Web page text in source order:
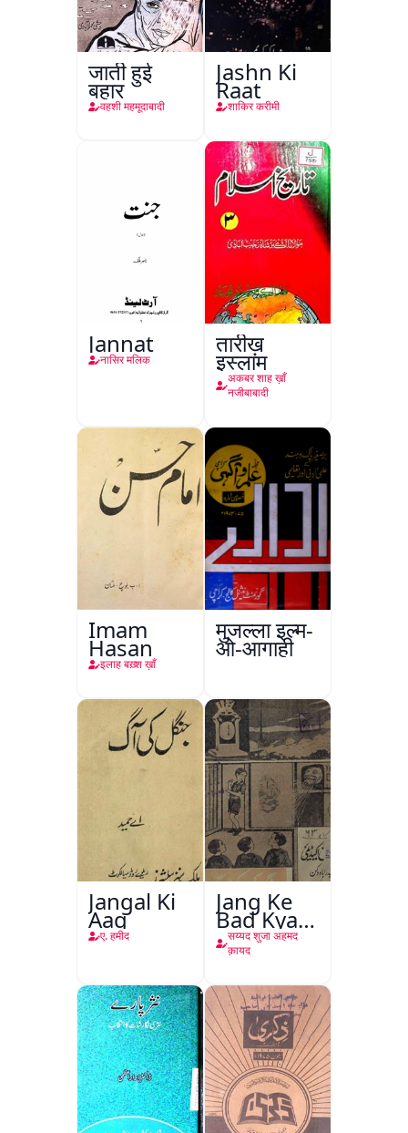
जाती हुई
बहार
वहशी महमूदाबादी
Jashn Ki
Raat
शाकिर करीमी
Jannat
नासिर मलिक
तारीख़
इस्लाम
अकबर शाह ख़ाँ
नजीबाबादी
Imam
Hasan
इलाह बख़्श ख़ाँ
मुजल्ला इल्म-
ओ-आगाही
Jangal Ki
Aag
ए. हमीद
Jang Ke
Bad Kya
Hoga
सय्यद शुजा अहमद
क़ायद